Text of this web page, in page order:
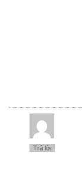
Trả lời